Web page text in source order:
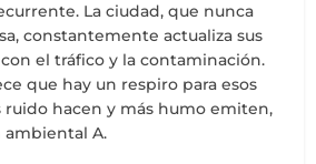
La ciudad, que nunca
constantemente actualiza sus
el tráfico y la contaminación.
que hay un respiro para esos
ruido hacen y más humo emiten,
ambiental A.